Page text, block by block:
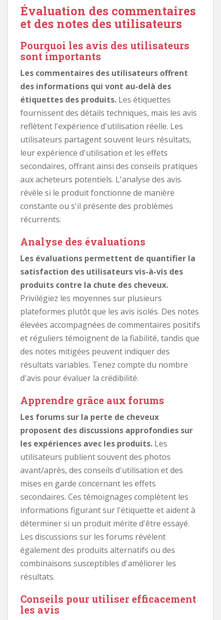
Évaluation des commentaires
et des notes des utilisateurs
Pourquoi les avis des utilisateurs
sont importants
Les commentaires des utilisateurs offrent
des informations qui vont au-delà des
étiquettes des produits. Les étiquettes
fournissent des détails techniques, mais les avis
reflètent l'expérience d'utilisation réelle. Les
utilisateurs partagent souvent leurs résultats,
leur expérience d'utilisation et les effets
secondaires, offrant ainsi des conseils pratiques
aux acheteurs potentiels. L'analyse des avis
révèle si le produit fonctionne de manière
constante ou s'il présente des problèmes
récurrents.
Analyse des évaluations
Les évaluations permettent de quantifier la
satisfaction des utilisateurs vis-à-vis des
produits contre la chute des cheveux.
Privilégiez les moyennes sur plusieurs
plateformes plutôt que les avis isolés. Des notes
élevées accompagnées de commentaires positifs
et réguliers témoignent de la fiabilité, tandis que
des notes mitigées peuvent indiquer des
résultats variables. Tenez compte du nombre
d'avis pour évaluer la crédibilité.
Apprendre grâce aux forums
Les forums sur la perte de cheveux
proposent des discussions approfondies sur
les expériences avec les produits. Les
utilisateurs publient souvent des photos
avant/après, des conseils d'utilisation et des
mises en garde concernant les effets
secondaires. Ces témoignages complètent les
informations figurant sur l'étiquette et aident à
déterminer si un produit mérite d'être essayé.
Les discussions sur les forums révèlent
également des produits alternatifs ou des
combinaisons susceptibles d'améliorer les
résultats.
Conseils pour utiliser efficacement
les avis